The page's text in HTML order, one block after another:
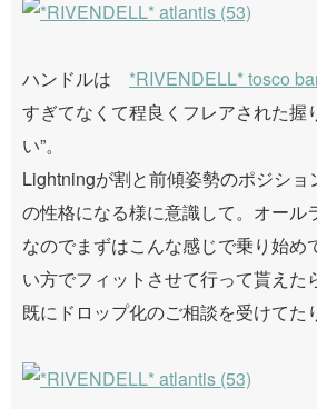
ハンドルは *RIVENDELL* tosco
すぎてなくて程良くフレアされた握
い”。
Lightningが割と前傾姿勢のポジショ
の性格になる様に意識して。オール
なのでまずはこんな感じで乗り始め
い方でフィットさせて行って貰えた
既にドロップ化のご相談を受けてた